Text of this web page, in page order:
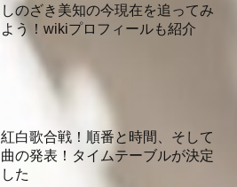
しのざき美知の今現在を追ってみ
よう！wikiプロフィールも紹介
紅白歌合戦！順番と時間、そして
曲の発表！タイムテーブルが決定
した